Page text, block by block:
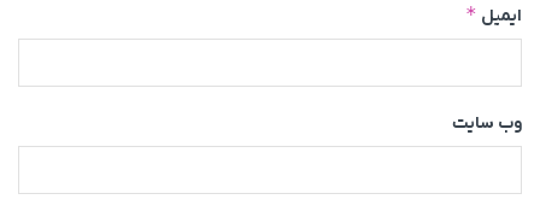
ایمیل *
وب‌ سایت